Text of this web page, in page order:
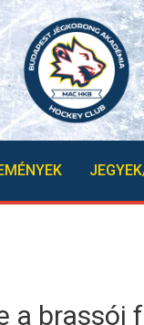
a brassói